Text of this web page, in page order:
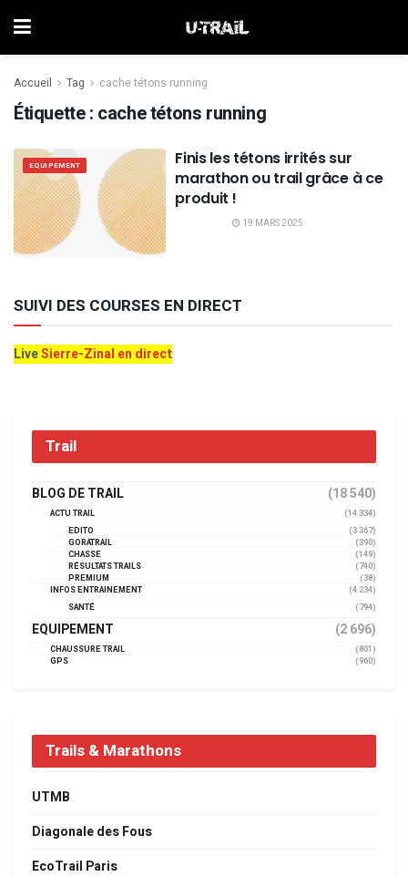
Accueil Tag cache tétons running
Étiquette : cache tétons running
EQUIPEMENT
Finis les tétons irrités sur
marathon ou trail grâce à ce
produit !
19 MARS 2025
SUIVI DES COURSES EN DIRECT
LiveSierre-Zinal en direct
Trail
BLOG DE TRAIL (18 540)
ACTU TRAIL
(14 334)
EDITO
(3 367)
GORATRAIL
(390)
CHASSE
(149)
RÉSULTATS TRAILS
(740)
PREMIUM
(38)
INFOS ENTRAINEMENT
(4 234)
SANTÉ
(794)
EQUIPEMENT (2 696)
CHAUSSURE TRAIL
(801)
GPS
(960)
Trails & Marathons
UTMB
Diagonale des Fous
EcoTrail Paris